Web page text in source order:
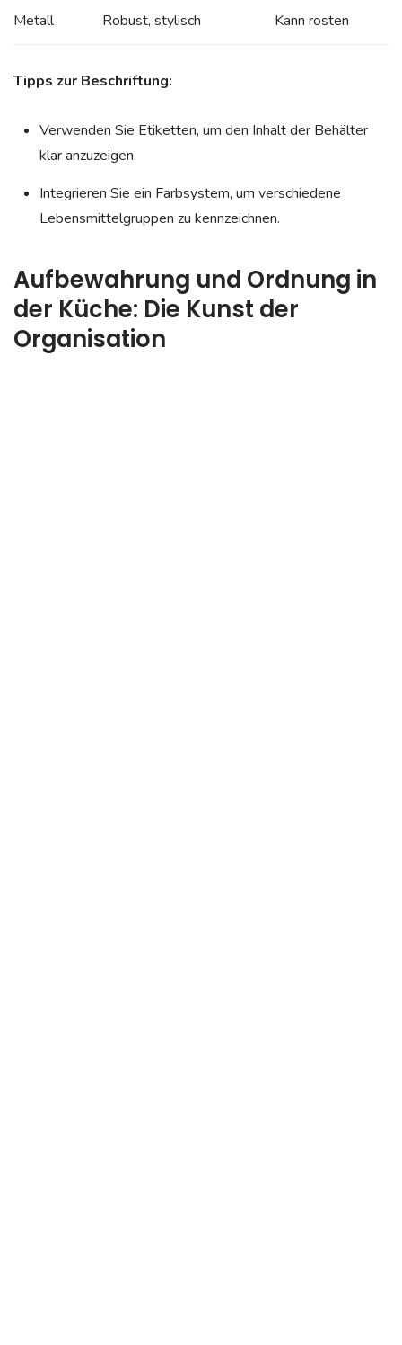
Metall Robust, stylisch Kann rosten
Tipps zur Beschriftung:
Verwenden Sie Etiketten, um den Inhalt der Behälter
klar anzuzeigen.
Integrieren Sie ein Farbsystem, um verschiedene
Lebensmittelgruppen zu kennzeichnen.
Aufbewahrung und Ordnung in
der Küche: Die Kunst der
Organisation